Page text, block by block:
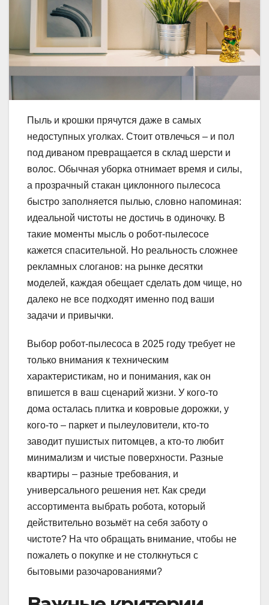
Пыль и крошки прячутся даже в самых
недоступных уголках. Стоит отвлечься – и пол
под диваном превращается в склад шерсти и
волос. Обычная уборка отнимает время и силы,
а прозрачный стакан циклонного пылесоса
быстро заполняется пылью, словно напоминая:
идеальной чистоты не достичь в одиночку. В
такие моменты мысль о робот-пылесосе
кажется спасительной. Но реальность сложнее
рекламных слоганов: на рынке десятки
моделей, каждая обещает сделать дом чище, но
далеко не все подходят именно под ваши
задачи и привычки.
Выбор робот-пылесоса в 2025 году требует не
только внимания к техническим
характеристикам, но и понимания, как он
впишется в ваш сценарий жизни. У кого-то
дома осталась плитка и ковровые дорожки, у
кого-то – паркет и пылеуловители, кто-то
заводит пушистых питомцев, а кто-то любит
минимализм и чистые поверхности. Разные
квартиры – разные требования, и
универсального решения нет. Как среди
ассортимента выбрать робота, который
действительно возьмёт на себя заботу о
чистоте? На что обращать внимание, чтобы не
пожалеть о покупке и не столкнуться с
бытовыми разочарованиями?